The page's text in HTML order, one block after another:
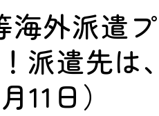
海外派遣
派遣先は
日）